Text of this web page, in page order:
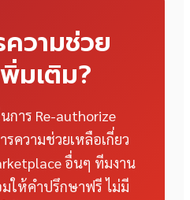
วามช่วย
มเติม?
าร Re-authorize
รความช่วยเหลือเกี่ยว
อื่นๆ ทีมงาน
ให้คำปรึกษาฟรี ไม่มี